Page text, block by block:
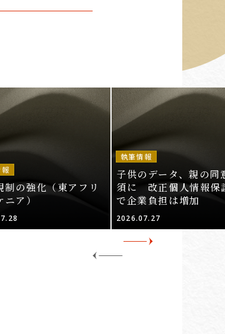
制の強化（東アフリ
ア）
執筆情報
子供のデータ、親の同
須に 改正個人情報保
で企業負担は増加
2026.07.27